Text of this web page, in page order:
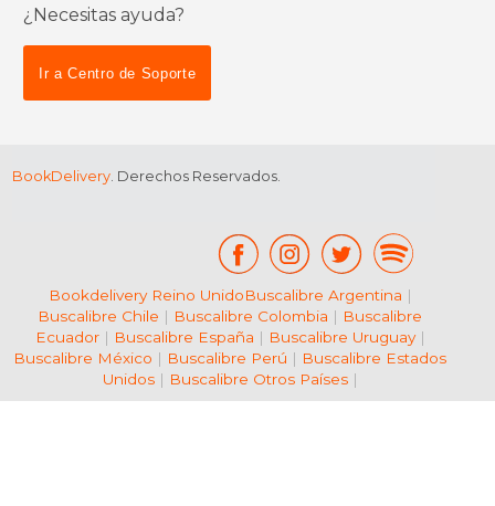
dcto. $ 8.34
¿Necesitas ayuda?
Ir a Centro de Soporte
BookDelivery. Derechos Reservados.
Bookdelivery Reino UnidoBuscalibre Argentina |
Buscalibre Chile | Buscalibre Colombia | Buscalibre
Ecuador| Buscalibre España | Buscalibre Uruguay|
Buscalibre México | Buscalibre Perú | Buscalibre Estados
Unidos| Buscalibre Otros Países|